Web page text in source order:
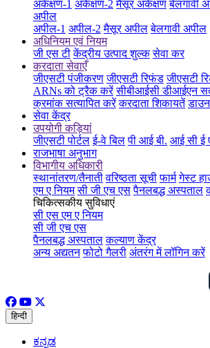
अंकेक्षण-1 अंकेक्षण-2 मैसूर अंकेक्षण बेलगावी
अपील
अपील-1 अपील-2 मैसूर अपील बेलगावी अपील
अधिनियम एवं नियम
जी एस टी केंद्रीय उत्पाद शुल्क सेवा कर
करदाता सेवाएँ
जीएसटी पंजीकरण जीएसटी रिफंड जीएसटी
ARNs को ट्रैक करें सीबीआईसी डीआईएन
क्रमांक सत्यापित करें करदाता शिकायतें
सेवा केंद्र
उपयोगी कड़ियां
जीएसटी पोर्टल ई-वे बिल पी आई बी. आई सी ई
राजभाषा अनुभाग
विभागीय अधिकारी
स्थानांतरण/तैनाती वरिष्ठता सूची फार्म गेस्ट
एम ए नियम सी जी एच एस पैनलबद्ध अस्पताल
चिकित्सकीय सुविधाएं
सी एस एम ए नियम
सी जी एच एस
पैनलबद्ध अस्पताल कल्याण केंद्र
अन्य अद्यतन फोटो गैलरी अंतरंग में लॉगिन करें
हिन्दी
ಕನ್ನಡ